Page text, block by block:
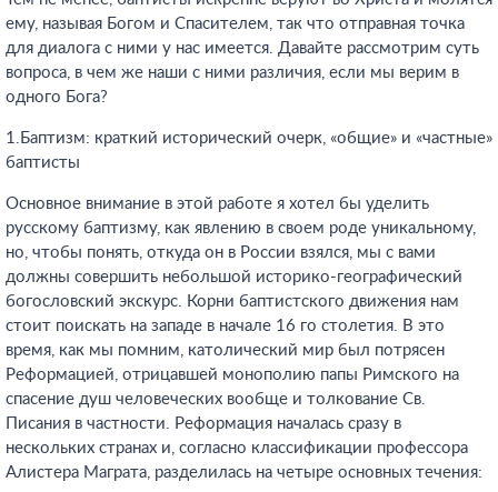
ему, называя Богом и Спасителем, так что отправная точка
для диалога с ними у нас имеется. Давайте рассмотрим суть
вопроса, в чем же наши с ними различия, если мы верим в
одного Бога?
1.Баптизм: краткий исторический очерк, «общие» и «частные»
баптисты
Основное внимание в этой работе я хотел бы уделить
русскому баптизму, как явлению в своем роде уникальному,
но, чтобы понять, откуда он в России взялся, мы с вами
должны совершить небольшой историко-географический
богословский экскурс. Корни баптистского движения нам
стоит поискать на западе в начале 16 го столетия. В это
время, как мы помним, католический мир был потрясен
Реформацией, отрицавшей монополию папы Римского на
спасение душ человеческих вообще и толкование Св.
Писания в частности. Реформация началась сразу в
нескольких странах и, согласно классификации профессора
Алистера Маграта, разделилась на четыре основных течения: